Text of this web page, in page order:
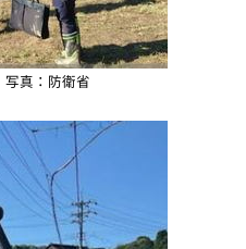
真：防衛省